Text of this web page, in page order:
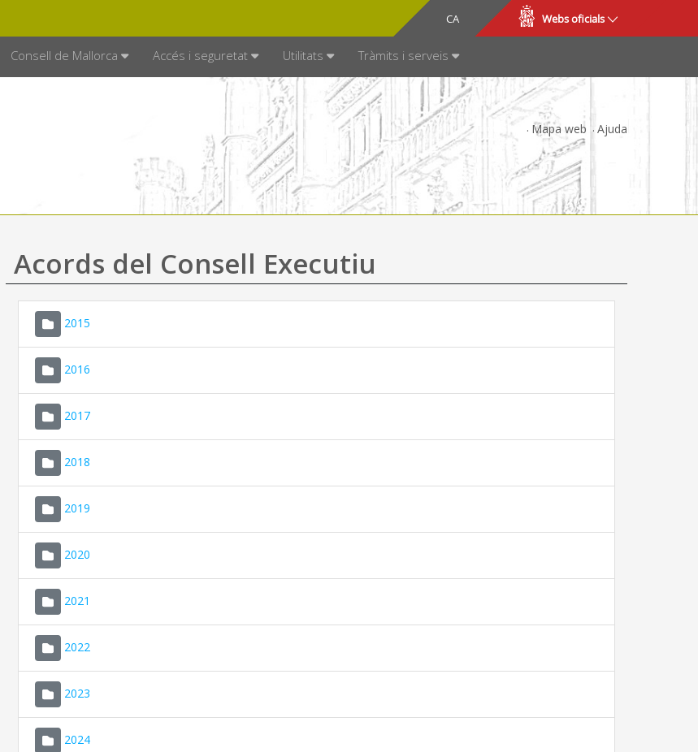
CA
ES Webs oficials
Consell de Mallorca Accés i seguretat Utilitats Tràmits i serveis
Mapa web Ajuda
Acords del Consell Executiu
2015
2016
2017
2018
2019
2020
2021
2022
2023
2024